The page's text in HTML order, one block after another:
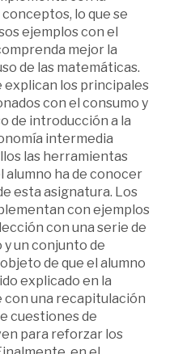
lo que se
ejemplos con el
mejor la
de las matemáticas.
explican los principales
con el consumo y
de introducción a la
intermedia
las herramientas
alumno ha de conocer
esta asignatura. Los
con ejemplos
con una serie de
un conjunto de
de que el alumno
explicado en la
con una recapitulación
cuestiones de
para reforzar los